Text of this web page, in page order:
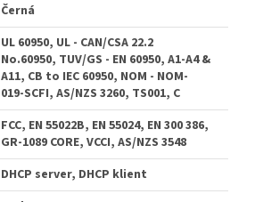
Černá
UL 60950, UL - CAN/CSA 22.2
No.60950, TUV/GS - EN 60950, A1-A4 &
A11, CB to IEC 60950, NOM - NOM-
019-SCFI, AS/NZS 3260, TS001, C
FCC, EN 55022B, EN 55024, EN 300 386,
GR-1089 CORE, VCCI, AS/NZS 3548
DHCP server, DHCP klient